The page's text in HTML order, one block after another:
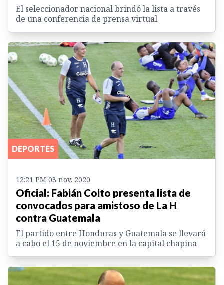
El seleccionador nacional brindó la lista a través
de una conferencia de prensa virtual
DEPORTES
12:21 PM 03 nov. 2020
Oficial: Fabián Coito presenta lista de
convocados para amistoso de La H
contra Guatemala
El partido entre Honduras y Guatemala se llevará
a cabo el 15 de noviembre en la capital chapina